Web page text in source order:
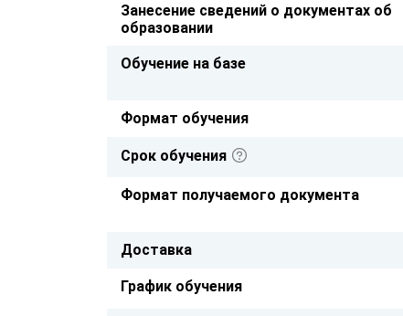
Занесение сведений о документах об
образовании
Обучение на базе
Формат обучения
Срок обучения
Формат получаемого документа
Доставка
График обучения